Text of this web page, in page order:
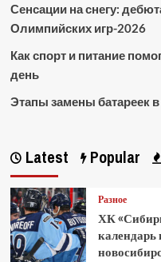
Сенсации на снегу:
Олимпийских игр-2026
Как спорт и питание
день
Этапы замены батареек в
Latest Popular
Разное
ХК
календарь